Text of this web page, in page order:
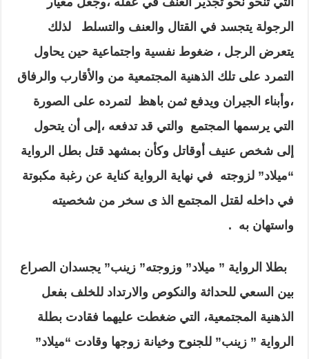
الرجولة يتجسد في القتال والعنف والتسلط لذلك
يتعرض الرجل ، ضغوط نفسية واجتماعية حين يحاول
التمرد على تلك الذهنية المجتمعية من والأقارب والرفاق
،وأبناء الجيران ويدفع ثمن باهظ لتمرده على الصورة
التي يرسمها المجتمع والتي قد تدفعه ،إلى أن يتحول
إلى شخص عنيف أوقاتل وكأن بمشهد قتل بطل الرواية
“ميلاد” لزوجته في نهاية الرواية كناية عن رغبة مكبوتة
في داخله لقتل المجتمع الذ ى سخر من شخصيته
واستهان به .
بطلا الرواية ” ميلاد” وزوجته” زينب” يجسدان الصراع
بين السعي للحداثة والنكوص والارتداد للخلف بفعل
الذهنية المجتمعية، التي ضغطت عليهما فقادت بطلة
الرواية ” زينب” للجنوح وخيانة زوجها وقادت “ميلاد”